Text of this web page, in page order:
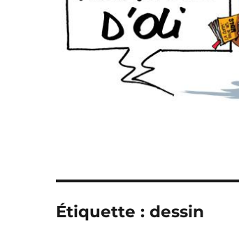
Étiquette :dessin